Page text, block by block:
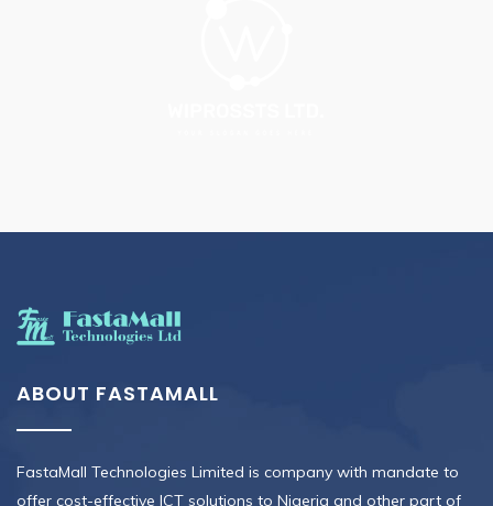
ABOUT FASTAMALL
FastaMall Technologies Limited is company with mandate to
offer cost-effective ICT solutions to Nigeria and other part of